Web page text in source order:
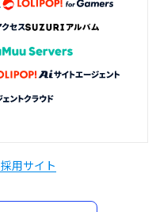
採用サイト